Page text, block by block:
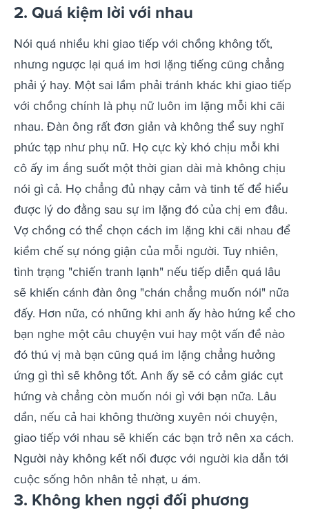
2. Quá kiệm lời với nhau
Nói quá nhiều khi giao tiếp với chồng không tốt,
nhưng ngược lại quá im hơi lặng tiếng cũng chẳng
phải ý hay. Một sai lầm phải tránh khác khi giao tiếp
với chồng chính là phụ nữ luôn im lặng mỗi khi cãi
nhau. Đàn ông rất đơn giản và không thể suy nghĩ
phức tạp như phụ nữ. Họ cực kỳ khó chịu mỗi khi
cô ấy im ắng suốt một thời gian dài mà không chịu
nói gì cả. Họ chẳng đủ nhạy cảm và tinh tế để hiểu
được lý do đằng sau sự im lặng đó của chị em đâu.
Vợ chồng có thể chọn cách im lặng khi cãi nhau để
kiềm chế sự nóng giận của mỗi người. Tuy nhiên,
tình trạng "chiến tranh lạnh" nếu tiếp diễn quá lâu
sẽ khiến cánh đàn ông "chán chẳng muốn nói" nữa
đấy. Hơn nữa, có những khi anh ấy hào hứng kể cho
bạn nghe một câu chuyện vui hay một vấn đề nào
đó thú vị mà bạn cũng quá im lặng chẳng hưởng
ứng gì thì sẽ không tốt. Anh ấy sẽ có cảm giác cụt
hứng và chẳng còn muốn nói gì với bạn nữa. Lâu
dần, nếu cả hai không thường xuyên nói chuyện,
giao tiếp với nhau sẽ khiến các bạn trở nên xa cách.
Người này không kết nối được với người kia dẫn tới
cuộc sống hôn nhân tẻ nhạt, u ám.
3. Không khen ngợi đối phương